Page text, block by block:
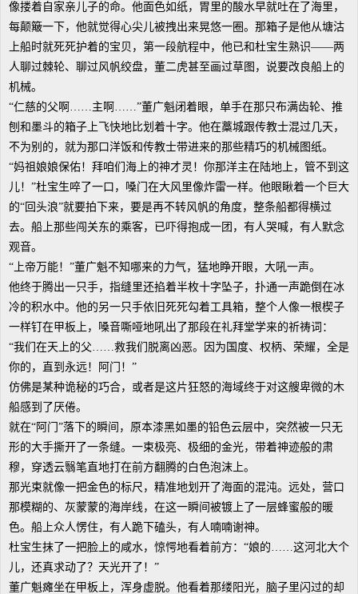
像搂着自家亲儿子的命。他面色如纸，胃里的酸水早就吐在了海里，
每颠簸一下，他就觉得心尖儿被拽出来晃悠一圈。那箱子是他从塘沽
上船时就死死护着的宝贝，第一段航程中，他已和杜宝生熟识——两
人聊过棘轮、聊过风帆绞盘，董二虎甚至画过草图，说要改良船上的
机械。
“仁慈的父啊……主啊……”董广魁闭着眼，单手在那只布满齿轮、推
刨和墨斗的箱子上飞快地比划着十字。他在藁城跟传教士混过几天，
不为别的，就为那口洋饭和传教士带进来的那些精巧的机械图纸。
“妈祖娘娘保佑！拜咱们海上的神才灵！你那洋主在陆地上，管不到这
儿！”杜宝生啐了一口，嗓门在大风里像炸雷一样。他眼瞅着一个巨大
的“回头浪”就要拍下来，要是再不转风帆的角度，整条船都得横过
去。船上那些闯关东的乘客，已吓得抱成一团，有人哭喊，有人默念
观音。
“上帝万能！”董广魁不知哪来的力气，猛地睁开眼，大吼一声。
他终于腾出一只手，指缝里还掐着半枚十字坠子，扑通一声跪倒在冰
冷的积水中。他的另一只手依旧死死勾着工具箱，整个人像一根楔子
一样钉在甲板上，嗓音嘶哑地吼出了那段在礼拜堂学来的祈祷词：
“我们在天上的父……救我们脱离凶恶。因为国度、权柄、荣耀，全是
你的，直到永远！阿门！”
仿佛是某种诡秘的巧合，或者是这片狂怒的海域终于对这艘卑微的木
船感到了厌倦。
就在“阿门”落下的瞬间，原本漆黑如墨的铅色云层中，突然被一只无
形的大手撕开了一条缝。一束极亮、极细的金光，带着神迹般的肃
穆，穿透云翳笔直地打在前方翻腾的白色泡沫上。
那光束就像一把金色的标尺，精准地划开了海面的混沌。远处，营口
那模糊的、灰蒙蒙的海岸线，在这一瞬间被镀上了一层蜂蜜般的暖
色。船上众人愣住，有人跪下磕头，有人喃喃谢神。
杜宝生抹了一把脸上的咸水，惊愕地看着前方：“娘的……这河北大个
儿，还真求动了？天光开了！”
董广魁瘫坐在甲板上，浑身虚脱。他看着那缕阳光，脑子里闪过的却